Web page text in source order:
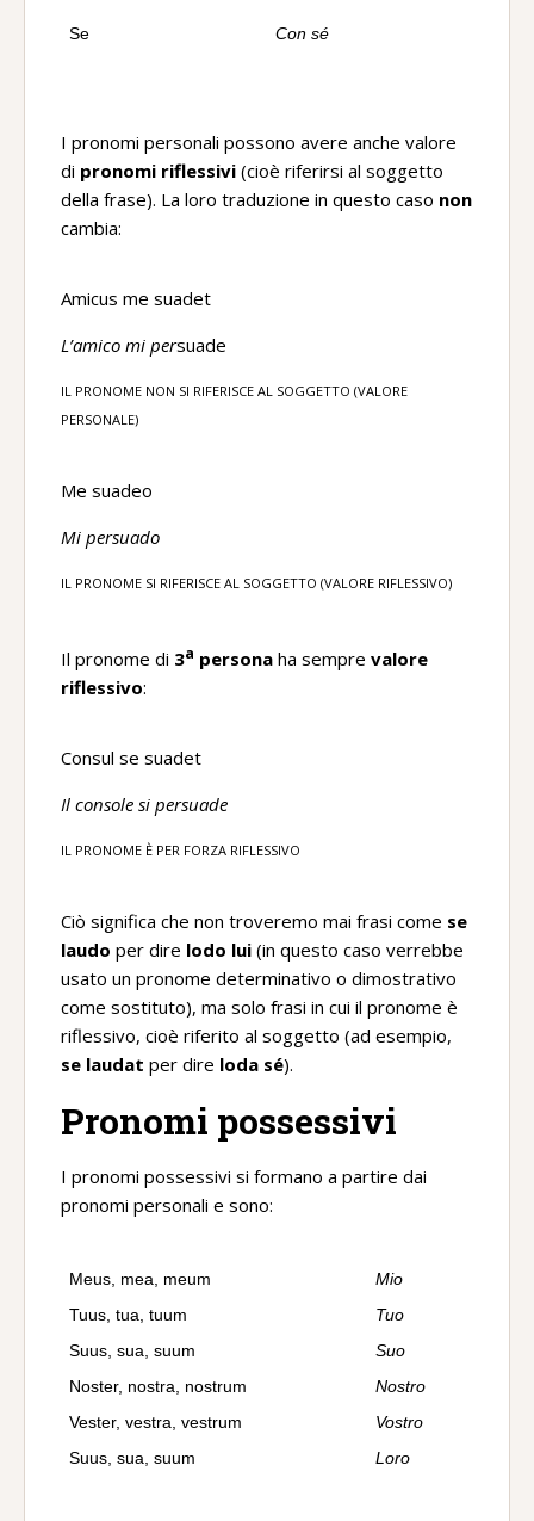
Se
Con sé
I pronomi personali possono avere anche valore
di pronomi riflessivi (cioè riferirsi al soggetto
della frase). La loro traduzione in questo caso non
cambia:
Amicus me suadet
L’amico mi persuade
IL PRONOME NON SI RIFERISCE AL SOGGETTO (VALORE
PERSONALE)
Me suadeo
Mi persuado
IL PRONOME SI RIFERISCE AL SOGGETTO (VALORE RIFLESSIVO)
Il pronome di 3a persona ha sempre valore
riflessivo:
Consul se suadet
Il console si persuade
IL PRONOME È PER FORZA RIFLESSIVO
Ciò significa che non troveremo mai frasi come se
laudo per dire lodo lui (in questo caso verrebbe
usato un pronome determinativo o dimostrativo
come sostituto), ma solo frasi in cui il pronome è
riflessivo, cioè riferito al soggetto (ad esempio,
se laudat per dire loda sé).
Pronomi possessivi
I pronomi possessivi si formano a partire dai
pronomi personali e sono:
Meus, mea, meum
Mio
Tuus, tua, tuum
Tuo
Suus, sua, suum
Suo
Noster, nostra, nostrum
Nostro
Vester, vestra, vestrum
Vostro
Suus, sua, suum
Loro